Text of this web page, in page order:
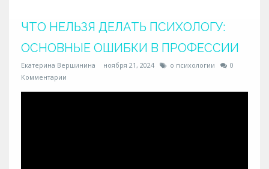
ЧТО НЕЛЬЗЯ ДЕЛАТЬ ПСИХОЛОГУ:
ОСНОВНЫЕ ОШИБКИ В ПРОФЕССИИ
Екатерина Вершинина ноября 21, 2024 о психологии
0
Комментарии